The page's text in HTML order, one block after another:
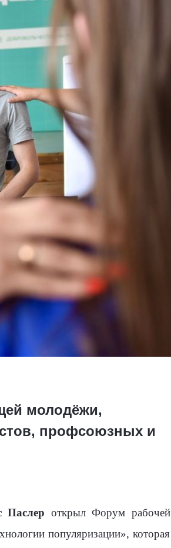
молодёжи,
профсоюзных и
Паслер открыл Форум рабочей
популяризации», которая